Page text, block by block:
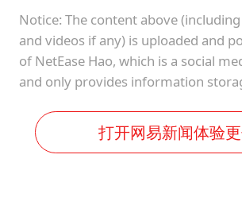
Notice: The content above
and videos if any) is uploaded and
of NetEase Hao, which is a social
and only provides information
打开网易新闻体验